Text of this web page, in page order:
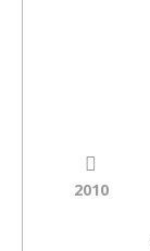
2010